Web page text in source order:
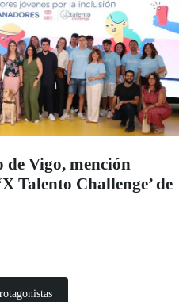
de Vigo, mención
Talento Challenge’ de